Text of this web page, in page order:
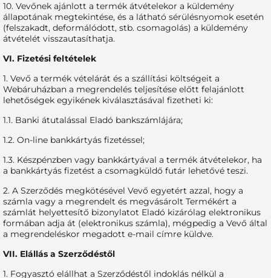
10. Vevőnek ajánlott a termék átvételekor a küldemény
állapotának megtekintése, és a látható sérülésnyomok esetén
(felszakadt, deformálódott, stb. csomagolás) a küldemény
átvételét visszautasíthatja.
VI. Fizetési feltételek
1. Vevő a termék vételárát és a szállítási költségeit a
Webáruházban a megrendelés teljesítése előtt felajánlott
lehetőségek egyikének kiválasztásával fizetheti ki:
1.1. Banki átutalással Eladó bankszámlájára;
1.2. On-line bankkártyás fizetéssel;
1.3. Készpénzben vagy bankkártyával a termék átvételekor, ha
a bankkártyás fizetést a csomagküldő futár lehetővé teszi.
2. A Szerződés megkötésével Vevő egyetért azzal, hogy a
számla vagy a megrendelt és megvásárolt Termékért a
számlát helyettesítő bizonylatot Eladó kizárólag elektronikus
formában adja át (elektronikus számla), mégpedig a Vevő által
a megrendeléskor megadott e-mail címre küldve.
VII. Elállás a Szerződéstől
1. Fogyasztó elállhat a Szerződéstől indoklás nélkül a